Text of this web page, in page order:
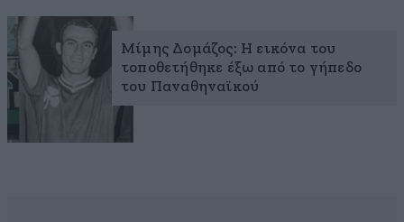
Μίμης Δομάζος: Η εικόνα του
τοποθετήθηκε έξω από το γήπεδο
του Παναθηναϊκού